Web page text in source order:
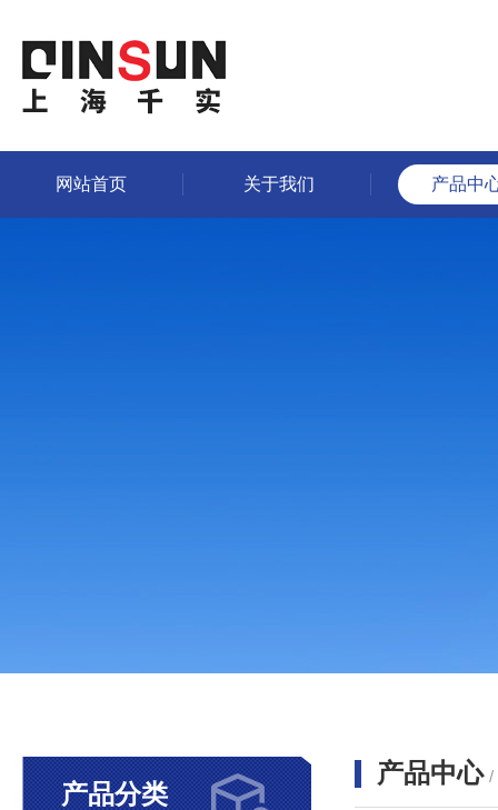
网站首页 关于我们 产品中
产品分类
产品中心 /